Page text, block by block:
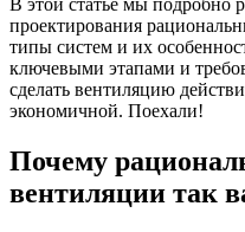
В этой статье мы подробно
проектирования
типы систем и их
ключевыми этапами и
сделать вентиляцию
экономичной. Поехали!
Почему
вентиляции так